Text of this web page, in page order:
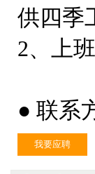
供四季
2、上
● 联系
我要应聘